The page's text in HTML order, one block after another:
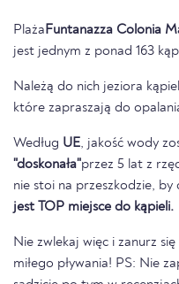
PlażaFuntanazza Colonia
jest jednym z ponad 163
Należą do nich jeziora
które zapraszają do
Według UE, jakość wody
"doskonała"przez 5 lat z rzędu. przez pięć lat z rzędu.
nie stoi na przeszkodzie, by
jest TOP miejsce do kąpieli.
Nie zwlekaj więc i zanurz
miłego pływania! PS: Nie